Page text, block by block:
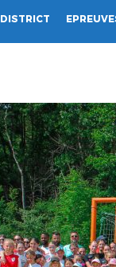
DISTRICT